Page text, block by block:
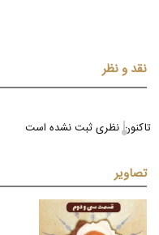
نقد و نظر
تاکنون نظری ثبت نشده است
تصاویر